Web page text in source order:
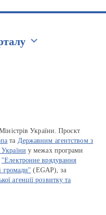
України. Проєкт
та Державним агентством з
у межах програми
"Електронне врядування
громади" (EGAP), за
агенції розвитку та